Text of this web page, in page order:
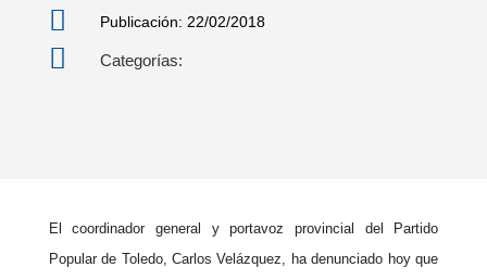
 Publicación: 22/02/2018
 Categorías:
El coordinador general y portavoz provincial del Partido
Popular de Toledo, Carlos Velázquez, ha denunciado hoy que